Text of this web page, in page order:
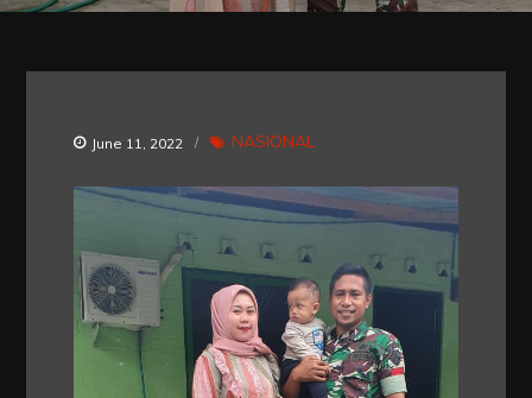
June 11, 2022 NASIONAL